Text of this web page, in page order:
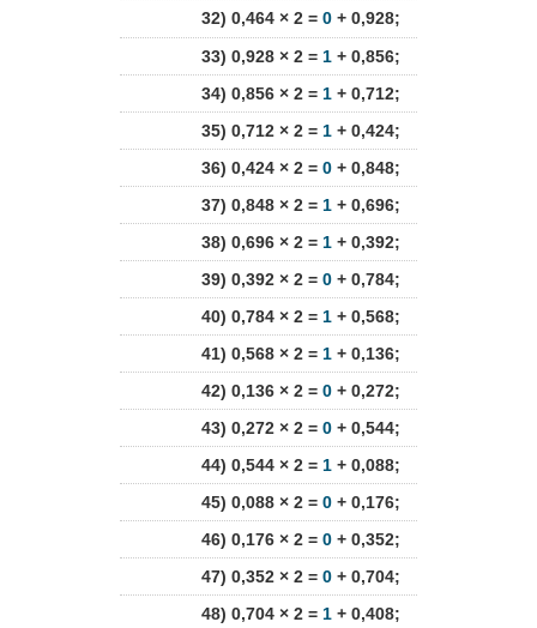
32) 0,464 × 2 = 0 + 0,928;
33) 0,928 × 2 = 1 + 0,856;
34) 0,856 × 2 = 1 + 0,712;
35) 0,712 × 2 = 1 + 0,424;
36) 0,424 × 2 = 0 + 0,848;
37) 0,848 × 2 = 1 + 0,696;
38) 0,696 × 2 = 1 + 0,392;
39) 0,392 × 2 = 0 + 0,784;
40) 0,784 × 2 = 1 + 0,568;
41) 0,568 × 2 = 1 + 0,136;
42) 0,136 × 2 = 0 + 0,272;
43) 0,272 × 2 = 0 + 0,544;
44) 0,544 × 2 = 1 + 0,088;
45) 0,088 × 2 = 0 + 0,176;
46) 0,176 × 2 = 0 + 0,352;
47) 0,352 × 2 = 0 + 0,704;
48) 0,704 × 2 = 1 + 0,408;